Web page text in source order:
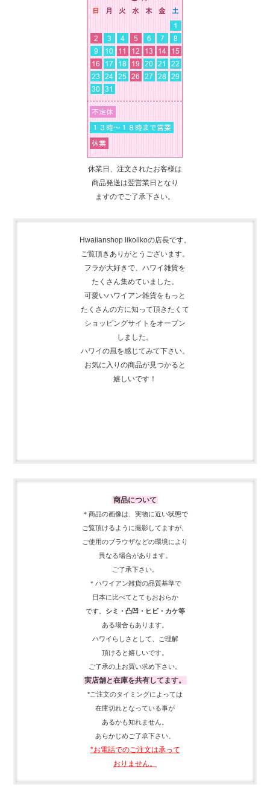
休業日、注文されたお客様は
商品発送は翌営業日となり
ますのでご了承下さい。
Hwaiianshop likolikoの店長です。
ご覧頂きありがとうございます。
フラが大好きで、
ハワイ雑貨を
たくさん集めていました。
可愛いハワイアン雑貨をもっと
たくさんの方に知って頂きたくて
ショッピングサイトをオープン
しました。
ハワイの風を感じてみて下さい。
お気に入りの商品が見つかると
嬉しいです！
商品について
＊商品の画像は、実物に近い 状態で
ご覧頂けるように撮影してますが、
ご使用の ブラウザなどの環境により
異なる場合があります。
ご了承下さい。
＊ハワイアン雑貨の品質基準で
日本に比べてとてもおおらか
です。
シミ・凸凹・ヒビ・カケ等
ある場合もあります。
ハワイらしさとして、
ご理解
頂ける と嬉しいです。
ご了承の上お買い求め下さい。
実店舗と在庫を共有してます。
*ご注文のタイミングによっては
在庫切れとなっている事が
あるかも知れません。
あらかじめご了承下さい。
*お電話でのご注文は承って
おりません。